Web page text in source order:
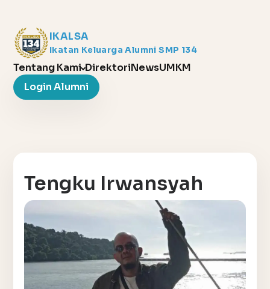
IKALSA
Ikatan Keluarga Alumni SMP 134
Tentang Kami DirektoriNewsUMKM
Login Alumni
Tengku Irwansyah